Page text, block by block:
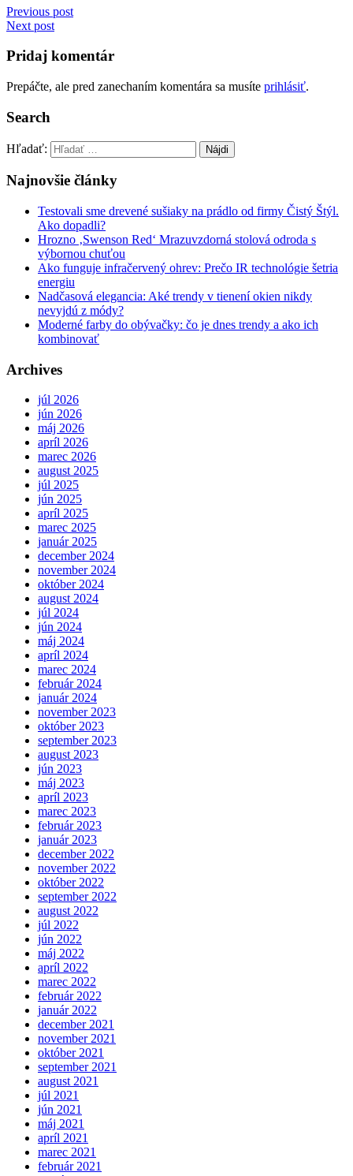
Previous post
Next post
Pridaj komentár
Prepáčte, ale pred zanechaním komentára sa musíte prihlásiť.
Search
Hľadať:
Najnovšie články
Testovali sme drevené sušiaky na prádlo od firmy Čistý Štýl.
Ako dopadli?
Hrozno ‚Swenson Red‘ Mrazuvzdorná stolová odroda s
výbornou chuťou
Ako funguje infračervený ohrev: Prečo IR technológie šetria
energiu
Nadčasová elegancia: Aké trendy v tienení okien nikdy
nevyjdú z módy?
Moderné farby do obývačky: čo je dnes trendy a ako ich
kombinovať
Archives
júl 2026
jún 2026
máj 2026
apríl 2026
marec 2026
august 2025
júl 2025
jún 2025
apríl 2025
marec 2025
január 2025
december 2024
november 2024
október 2024
august 2024
júl 2024
jún 2024
máj 2024
apríl 2024
marec 2024
február 2024
január 2024
november 2023
október 2023
september 2023
august 2023
jún 2023
máj 2023
apríl 2023
marec 2023
február 2023
január 2023
december 2022
november 2022
október 2022
september 2022
august 2022
júl 2022
jún 2022
máj 2022
apríl 2022
marec 2022
február 2022
január 2022
december 2021
november 2021
október 2021
september 2021
august 2021
júl 2021
jún 2021
máj 2021
apríl 2021
marec 2021
február 2021